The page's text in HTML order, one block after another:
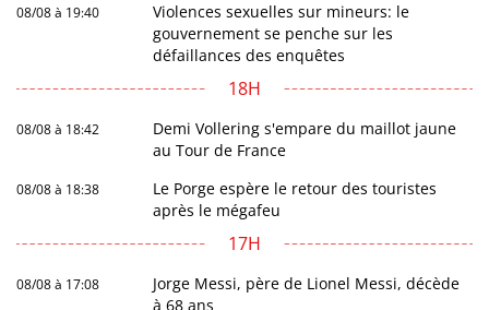
08/08 à 19:40
Violences sexuelles sur mineurs: le
gouvernement se penche sur les
défaillances des enquêtes
18H
08/08 à 18:42
Demi Vollering s'empare du maillot jaune
au Tour de France
08/08 à 18:38
Le Porge espère le retour des touristes
après le mégafeu
17H
08/08 à 17:08
Jorge Messi, père de Lionel Messi, décède
à 68 ans